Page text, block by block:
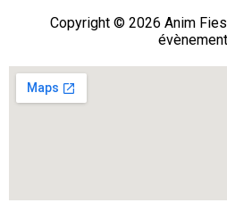
Copyright © 2026 Anim